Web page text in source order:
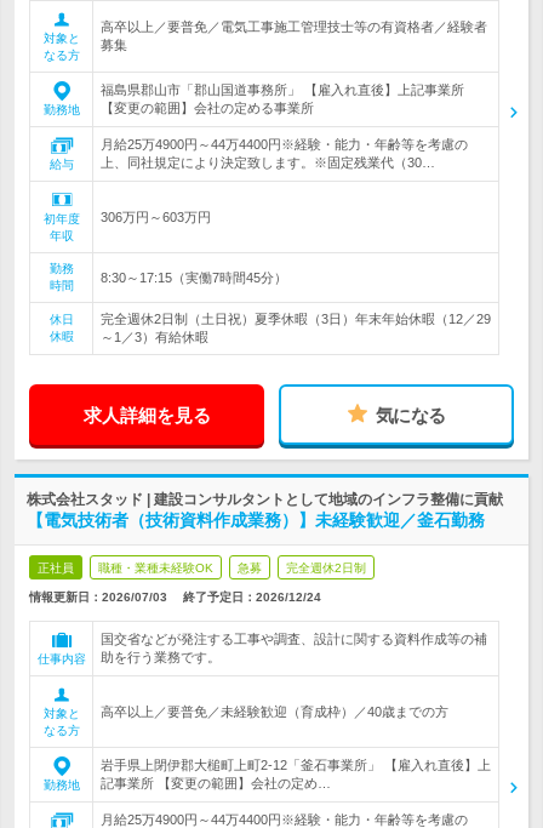
対象と
なる方
高卒以上／要普免／電気工事施工管理技士等の有資格者／経験者
募集
勤務地
福島県郡山市「郡山国道事務所」 【雇入れ直後】上記事業所
【変更の範囲】会社の定める事業所
給与
月給25万4900円～44万4400円※経験・能力・年齢等を考慮の
上、同社規定により決定致します。※固定残業代（30…
初年度
年収
306万円～603万円
勤務
時間
8:30～17:15（実働7時間45分）
休日
休暇
完全週休2日制（土日祝）夏季休暇（3日）年末年始休暇（12／29
～1／3）有給休暇
求人詳細を見る 気になる
株式会社スタッド | 建設コンサルタントとして地域のインフラ整備に貢献
【電気技術者（技術資料作成業務）】未経験歓迎／釜石勤務
正社員 職種・業種未経験OK 急募 完全週休2日制
情報更新日：2026/07/03 終了予定日： 2026/12/24
仕事内容
国交省などが発注する工事や調査、設計に関する資料作成等の補
助を行う業務です。
対象と
なる方
高卒以上／要普免／未経験歓迎（育成枠）／40歳までの方
勤務地
岩手県上閉伊郡大槌町上町2-12「釜石事業所」 【雇入れ直後】上
記事業所 【変更の範囲】会社の定め…
月給25万4900円～44万4400円※経験・能力・年齢等を考慮の